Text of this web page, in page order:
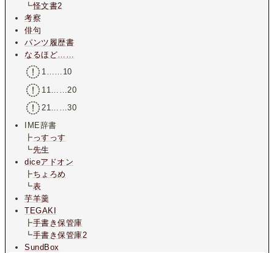
┗怪文書2
考察
俳句
パンツ履歴書
なるほど……
1……10
11……20
21……30
IME辞書
┣ っすっす
┗先生
diceアドオン
┣ちょろめ
┗表
芋羊羹
TEGAKI
┣手書き保管庫
┗手書き保管庫2
SundBox